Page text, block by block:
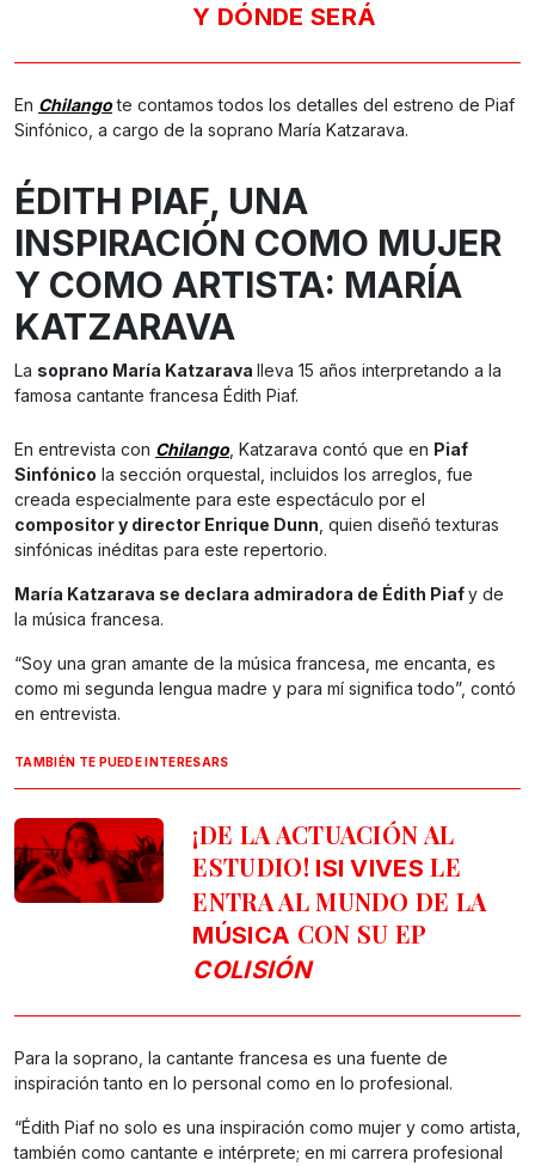
Y DÓNDE SERÁ
En Chilangote contamos todos los detalles del estreno de Piaf
Sinfónico, a cargo de la soprano María Katzarava.
ÉDITH PIAF, UNA
INSPIRACIÓN COMO MUJER
Y COMO ARTISTA: MARÍA
KATZARAVA
La soprano María Katzarava lleva 15 años interpretando a la
famosa cantante francesa Édith Piaf.
En entrevista con Chilango, Katzarava contó que en Piaf
Sinfónico la sección orquestal, incluidos los arreglos, fue
creada especialmente para este espectáculo por el
compositor y director Enrique Dunn, quien diseñó texturas
sinfónicas inéditas para este repertorio.
María Katzarava se declara admiradora de Édith Piafy de
la música francesa.
“Soy una gran amante de la música francesa, me encanta, es
como mi segunda lengua madre y para mí significa todo”, contó
en entrevista.
TAMBIÉN TE PUEDE INTERESARS
¡DE LA ACTUACIÓN AL
ESTUDIO! ISI VIVES LE
ENTRA AL MUNDO DE LA
MÚSICA CON SU EP
COLISIÓN
Para la soprano, la cantante francesa es una fuente de
inspiración tanto en lo personal como en lo profesional.
“Édith Piaf no solo es una inspiración como mujer y como artista,
también como cantante e intérprete; en mi carrera profesional